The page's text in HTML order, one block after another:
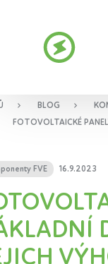
BLOG
FOTOVOLTAICKÉ
FVE 16.9.2023